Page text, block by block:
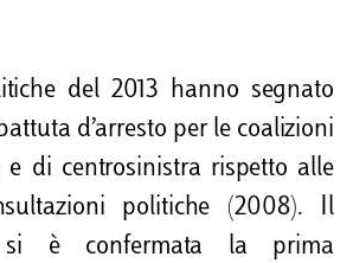
del 2013 hanno segnato
d’arresto per le coalizioni
e di centrosinistra rispetto alle
politiche (2008). Il
si è confermata la prima